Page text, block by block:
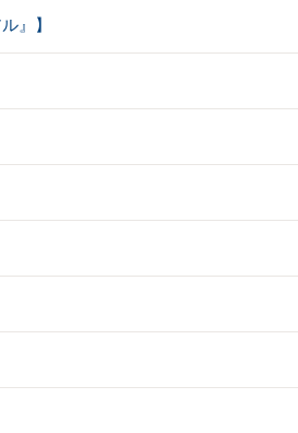
』】